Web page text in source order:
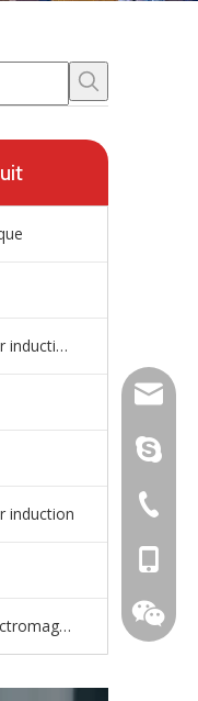
Système de chauffage par induction de répartiteur
induction
Fabricant d'agitateurs électromagnétiques
+86-